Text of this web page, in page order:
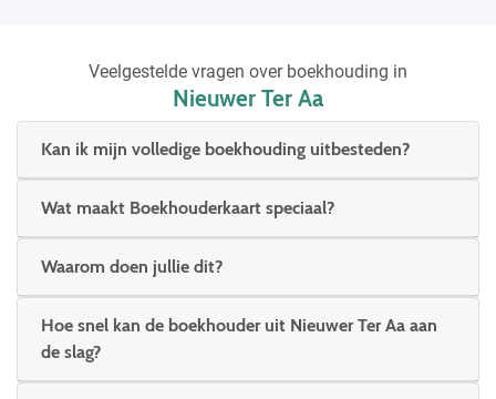
Veelgestelde vragen over boekhouding in
Nieuwer Ter Aa
Kan ik mijn volledige boekhouding uitbesteden?
Wat maakt Boekhouderkaart speciaal?
Waarom doen jullie dit?
Hoe snel kan de boekhouder uit Nieuwer Ter Aa aan
de slag?